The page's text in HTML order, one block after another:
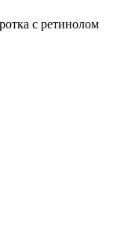
с ретинолом